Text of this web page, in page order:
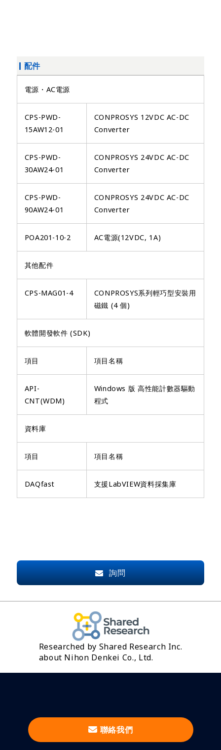
配件
電源・AC電源
CPS-PWD-
15AW12-01
CONPROSYS 12VDC AC-DC
Converter
CPS-PWD-
30AW24-01
CONPROSYS 24VDC AC-DC
Converter
CPS-PWD-
90AW24-01
CONPROSYS 24VDC AC-DC
Converter
POA201-10-2 AC電源(12VDC, 1A)
其他配件
CPS-MAG01-4
CONPROSYS系列輕巧型安裝用
磁鐵 (4 個)
軟體開發軟件 (SDK)
項目 項目名稱
API-
CNT(WDM)
Windows 版 高性能計數器驅動
程式
資料庫
項目 項目名稱
DAQfast 支援LabVIEW資料採集庫
詢問
Researched by Shared Research Inc.
about Nihon Denkei Co., Ltd.
聯絡我們